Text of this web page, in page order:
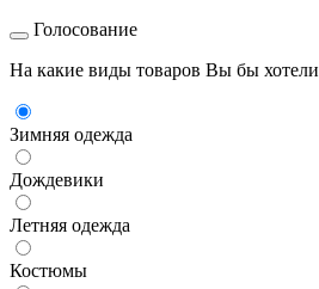
Голосование
На какие виды товаров Вы бы
Зимняя одежда
Дождевики
Летняя одежда
Костюмы